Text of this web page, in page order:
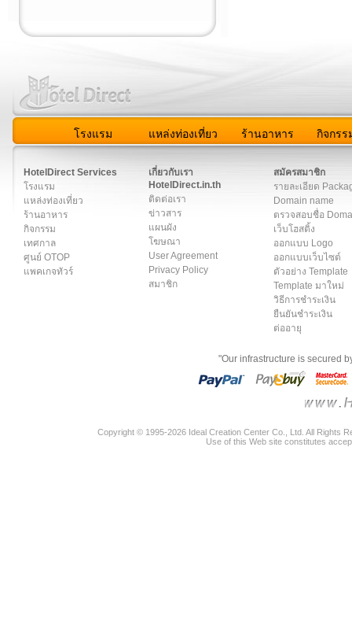
โรงแรม แหล่งท่องเที่ยว ร้านอาหาร กิจกรร
HotelDirect Services
โรงแรม
แหล่งท่องเที่ยว
ร้านอาหาร
กิจกรรม
เทศกาล
ศูนย์ OTOP
แพคเกจทัวร์
เกี่ยวกับเรา
HotelDirect.in.th
ติดต่อเรา
ข่าวสาร
แผนผัง
โฆษณา
User Agreement
Privacy Policy
สมาชิก
สมัครสมาชิก
รายละเอียด
Domain name
ตรวจสอบชื่อ
เว็บโฮสติ้ง
ออกแบบ Logo
ออกแบบเว็บไซต์
ตัวอย่าง Template
Template มาใหม่
วิธีการชำระเงิน
ยืนยันชำระเงิน
ต่ออายุ
"Our infrastructure is secured
Copyright © 1995-2026 Ideal Creation Center Co., Ltd. All Rights
Use of this Web site constitutes